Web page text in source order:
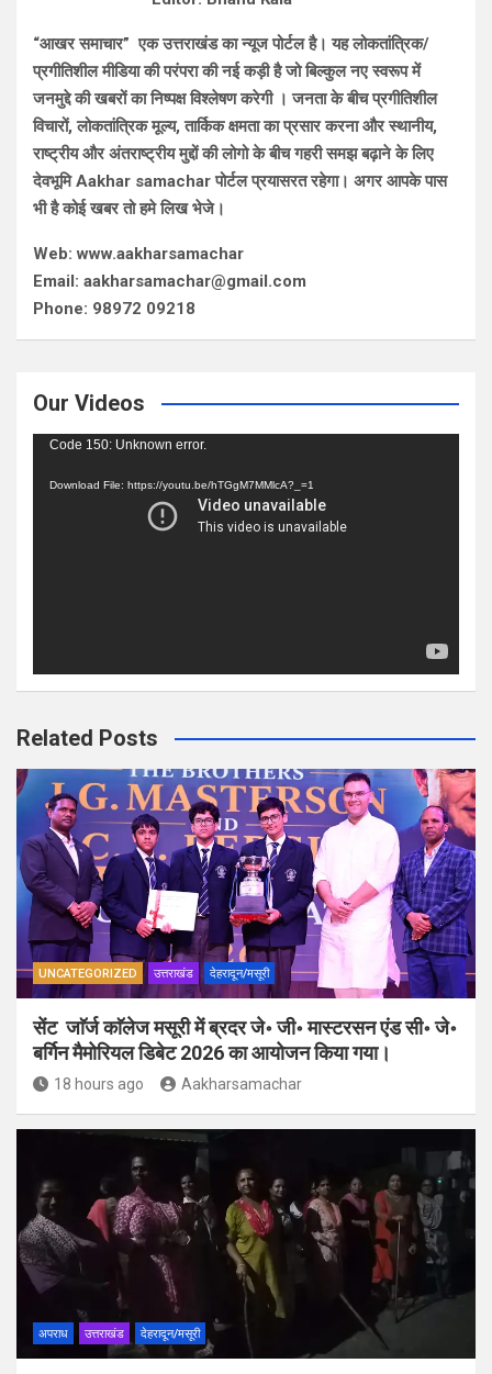
“आखर समाचार” एक उत्तराखंड का न्यूज पोर्टल है। यह लोकतांत्रिक/
प्रगीतिशील मीडिया की परंपरा की नई कड़ी है जो बिल्कुल नए स्वरूप में
जनमुद्दे की खबरों का निष्पक्ष विश्लेषण करेगी । जनता के बीच प्रगीतिशील
विचारों, लोकतांत्रिक मूल्य, तार्किक क्षमता का प्रसार करना और स्थानीय,
राष्ट्रीय और अंतराष्ट्रीय मुद्दों की लोगो के बीच गहरी समझ बढ़ाने के लिए
देवभूमि Aakhar samachar पोर्टल प्रयासरत रहेगा। अगर आपके पास
भी है कोई खबर तो हमे लिख भेजे।
Web: www.aakharsamachar
Email: aakharsamachar@gmail.com
Phone: 98972 09218
Our Videos
Video
Code 150: Unknown error.
Download File: https://youtu.be/hTGgM7MMlcA?_=1
Related Posts
UNCATEGORIZED उत्तराखंड देहरादून/मसूरी
सेंट जाॅर्ज काॅलेज मसूरी में ब्रदर जे॰ जी॰ मास्टरसन एंड सी॰ जे॰
बर्गिन मैमोरियल डिबेट 2026 का आयोजन किया गया।
18 hours ago Aakharsamachar
अपराध उत्तराखंड देहरादून/मसूरी